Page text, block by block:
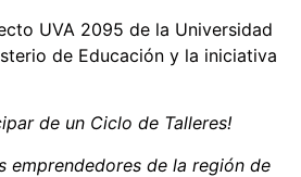
UVA 2095 de la Universidad
de Educación y la iniciativa
de un Ciclo de Talleres!
emprendedores de la región de